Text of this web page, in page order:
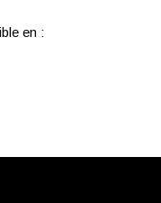
en :